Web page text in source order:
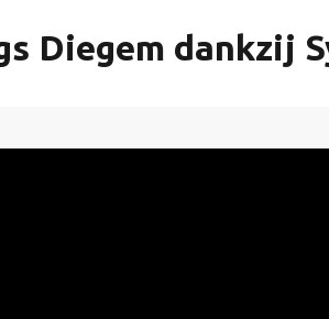
Diegem dankzij